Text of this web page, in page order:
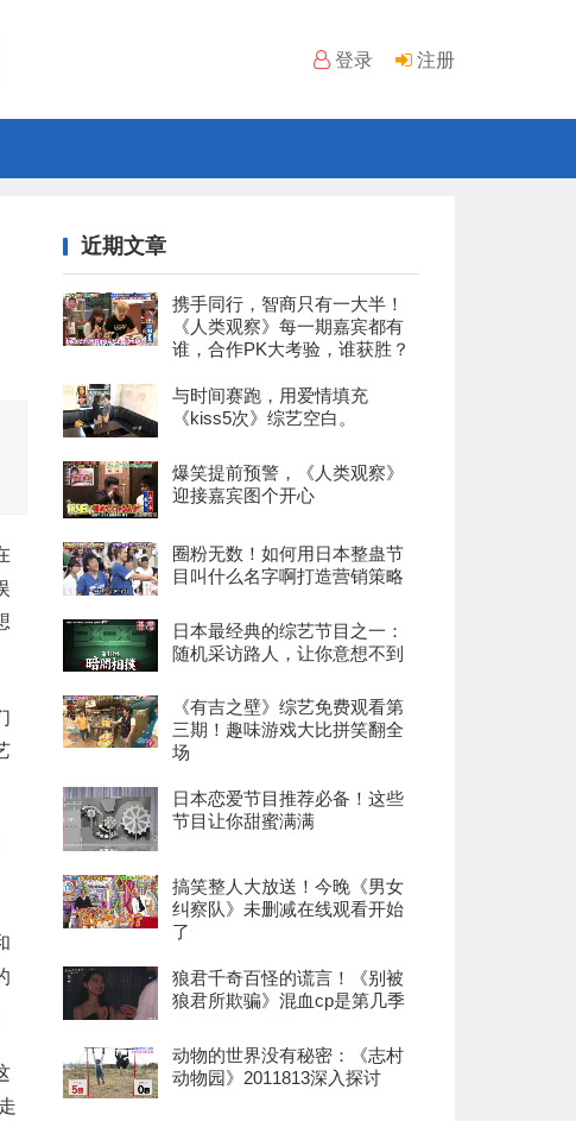
登录 注册
近期文章
携手同行，智商只有一大半！
《人类观察》每一期嘉宾都有
谁，合作PK大考验，谁获胜？
与时间赛跑，用爱情填充
《kiss5次》综艺空白。
爆笑提前预警，《人类观察》
迎接嘉宾图个开心
圈粉无数！如何用日本整蛊节
目叫什么名字啊打造营销策略
日本最经典的综艺节目之一：
随机采访路人，让你意想不到
《有吉之壁》综艺免费观看第
三期！趣味游戏大比拼笑翻全
场
日本恋爱节目推荐必备！这些
节目让你甜蜜满满
搞笑整人大放送！今晚《男女
纠察队》未删减在线观看开始
了
狼君千奇百怪的谎言！《别被
狼君所欺骗》混血cp是第几季
动物的世界没有秘密：《志村
动物园》2011813深入探讨